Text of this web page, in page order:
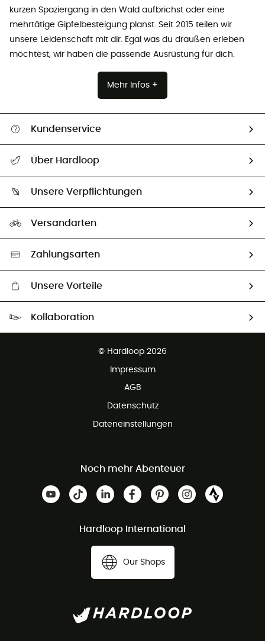
kurzen Spaziergang in den Wald aufbrichst oder eine
mehrtätige Gipfelbesteigung planst. Seit 2015 teilen wir
unsere Leidenschaft mit dir. Egal was du draußen erleben
möchtest, wir haben die passende Ausrüstung für dich.
Mehr Infos +
Kundenservice
Größentabelle
Über Hardloop
Unsere Botschafter
Unsere Verpflichtungen
Auswahl an nachhaltigen Produkten
Versandarten
Zahlungsarten
Unsere Vorteile
Kollaboration
© Hardloop 2026
Impressum
AGB
Datenschutz
Dateneinstellungen
Noch mehr Abenteuer
Hardloop International
Our Shops